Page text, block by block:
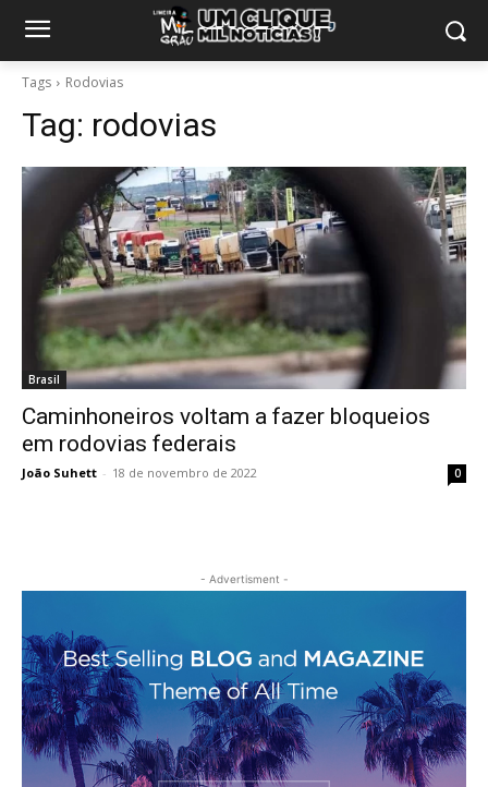
Tags Rodovias
Tag: rodovias
Brasil
Caminhoneiros voltam a fazer bloqueios
em rodovias federais
João Suhett - 18 de novembro de 2022 0
- Advertisment -